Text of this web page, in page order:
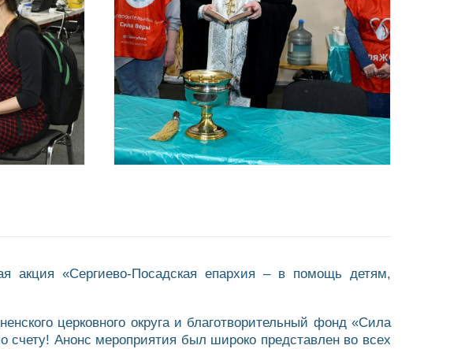
акция «Сергиево-Посадская епархия – в помощь детям,
церковного округа и благотворительный фонд «Сила
Анонс мероприятия был широко представлен во всех